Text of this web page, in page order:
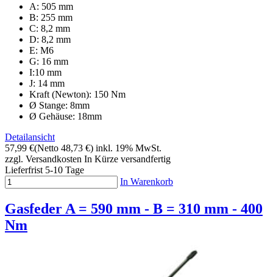
A: 505 mm
B: 255 mm
C: 8,2 mm
D: 8,2 mm
E: M6
G: 16 mm
I:10 mm
J: 14 mm
Kraft (Newton): 150 Nm
Ø Stange: 8mm
Ø Gehäuse: 18mm
Detailansicht
57,99 €(Netto 48,73 €) inkl. 19% MwSt.
zzgl. Versandkosten In Kürze versandfertig
Lieferfrist 5-10 Tage
In Warenkorb
Gasfeder A = 590 mm - B = 310 mm - 400
Nm